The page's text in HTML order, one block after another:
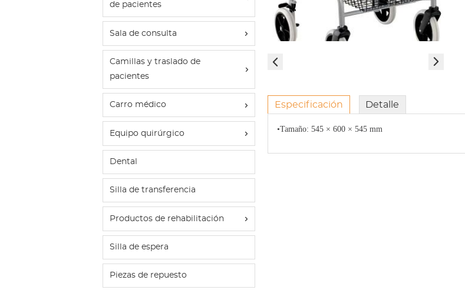
Especificación Detalle
•Tamaño: 545 × 600 × 545 mm
de pacientes
Sala de consulta
Camillas y traslado de
pacientes
Carro médico
Equipo quirúrgico
Dental
Silla de transferencia
Productos de rehabilitación
Silla de espera
Piezas de repuesto